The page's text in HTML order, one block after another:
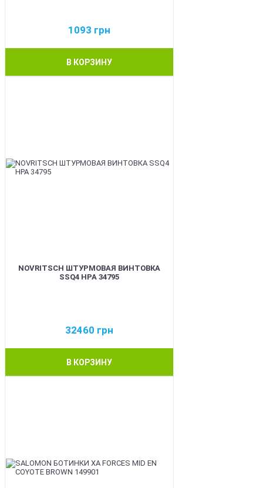
1093 грн
В КОРЗИНУ
NOVRITSCH ШТУРМОВАЯ ВИНТОВКА
SSQ4 HPA 34795
32460 грн
В КОРЗИНУ